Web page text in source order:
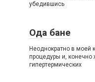
убедившись
Ода бане
Неоднократно в моей
процедуры и, конечно
гипертермических